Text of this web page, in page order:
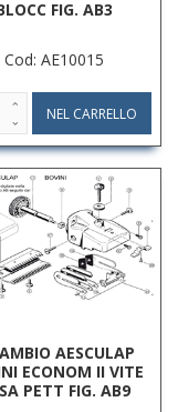
FIG. AB3
Cod: AE10015
AESCULAP
ECONOM II VITE
PETT FIG. AB9